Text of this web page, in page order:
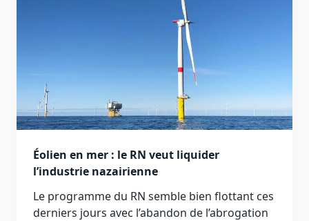
Éolien en mer : le RN veut liquider
l’industrie nazairienne
Le programme du RN semble bien flottant ces
derniers jours avec l’abandon de l’abrogation